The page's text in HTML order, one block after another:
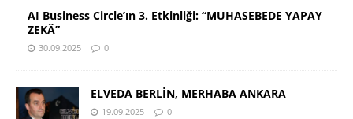
AI Business Circle’ın 3. Etkinliği: “MUHASEBEDE YAPAY
ZEKÂ”
30.09.2025 0
ELVEDA BERLİN, MERHABA ANKARA
19.09.2025 0